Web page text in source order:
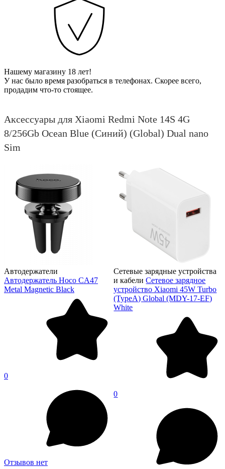
Нашему магазину 18 лет!
У нас было время разобраться в телефонах. Скорее всего,
продадим что-то стоящее.
Аксессуары для Xiaomi Redmi Note 14S 4G
8/256Gb Ocean Blue (Синий) (Global) Dual nano
Sim
Автодержатели
Автодержатель Hoco CA47
Metal Magnetic Black
0
Отзывов нет
Сетевые зарядные устройства
и кабели Сетевое зарядное
устройство Xiaomi 45W Turbo
(TypeA) Global (MDY-17-EF)
White
0